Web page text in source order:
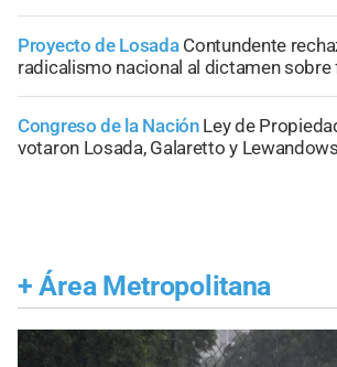
Proyecto de Losada Contundente
radicalismo nacional al dictamen sobre
Congreso de la Nación Ley de
votaron Losada, Galaretto y
+ Área Metropolitana